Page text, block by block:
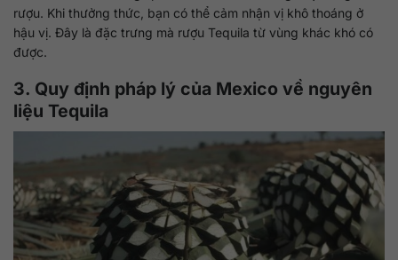
rượu. Khi thưởng thức, bạn có thể cảm nhận vị khô thoáng ở
hậu vị. Đây là đặc trưng mà rượu Tequila từ vùng khác khó có
được.
3. Quy định pháp lý của Mexico về nguyên
liệu Tequila